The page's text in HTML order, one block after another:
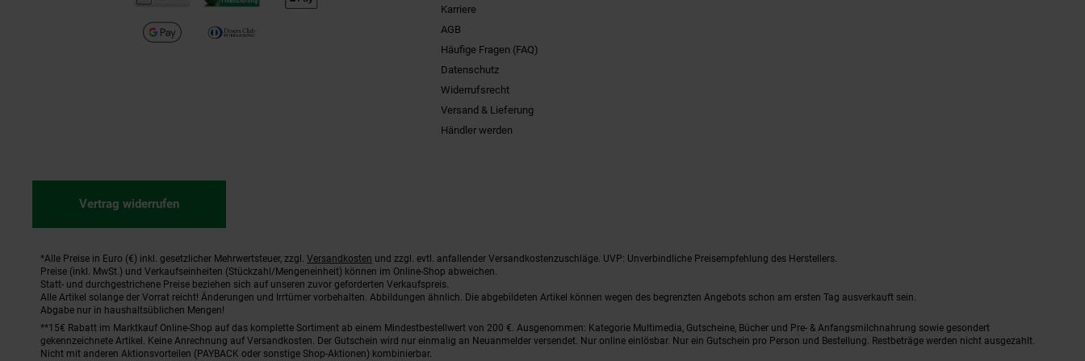
Karriere
AGB
Häufige Fragen (FAQ)
Datenschutz
Widerrufsrecht
Versand & Lieferung
Händler werden
Vertrag widerrufen
Fußnoten
*Alle Preise in Euro (€) inkl. gesetzlicher Mehrwertsteuer, zzgl. Versandkosten und zzgl. evtl. anfallender Versandkostenzuschläge. UVP: Unverbindliche Preisempfehlung des Herstellers.
Preise (inkl. MwSt.) und Verkaufseinheiten (Stückzahl/Mengeneinheit) können im Online-Shop abweichen.
Statt- und durchgestrichene Preise beziehen sich auf unseren zuvor geforderten Verkaufspreis.
Alle Artikel solange der Vorrat reicht! Änderungen und Irrtümer vorbehalten. Abbildungen ähnlich. Die abgebildeten Artikel können wegen des begrenzten Angebots schon am ersten Tag ausverkauft sein.
Abgabe nur in haushaltsüblichen Mengen!
**15€ Rabatt im Marktkauf Online-Shop auf das komplette Sortiment ab einem Mindestbestellwert von 200 €. Ausgenommen: Kategorie Multimedia, Gutscheine, Bücher und Pre- & Anfangsmilchnahrung sowie gesondert
gekennzeichnete Artikel. Keine Anrechnung auf Versandkosten. Der Gutschein wird nur einmalig an Neuanmelder versendet. Nur online einlösbar. Nur ein Gutschein pro Person und Bestellung. Restbeträge werden nicht ausgezahlt.
Nicht mit anderen Aktionsvorteilen (PAYBACK oder sonstige Shop-Aktionen) kombinierbar.